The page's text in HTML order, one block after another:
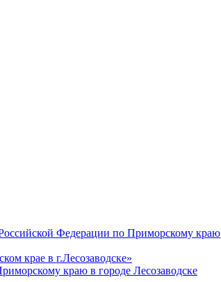
Федерации по Приморскому краю
крае в г.Лесозаводске»
краю в городе Лесозаводске